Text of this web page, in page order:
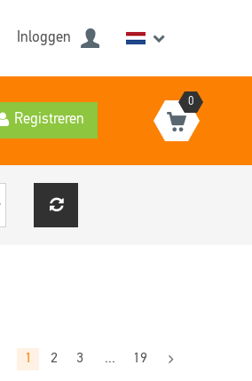
Inloggen
Registreren
0
1 2 3 ... 19